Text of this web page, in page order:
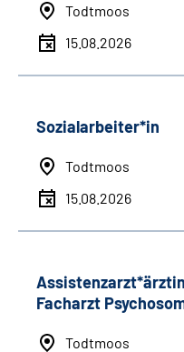
Todtmoos
15.08.2026
Sozialarbeiter*in
Todtmoos
15.08.2026
Facharzt
Todtmoos